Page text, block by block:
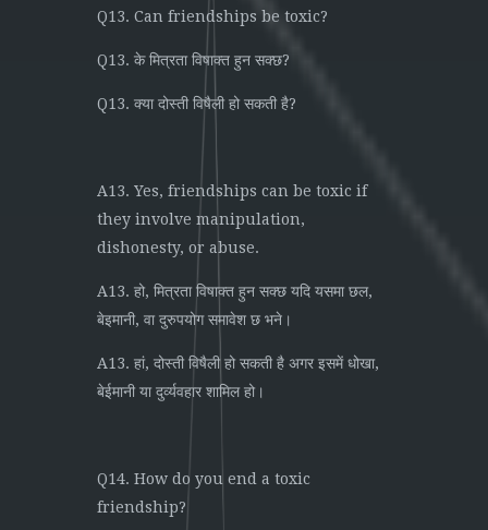
Q13. Can friendships be toxic?
Q13. के मित्रता विषाक्त हुन सक्छ?
Q13. क्या दोस्ती विषैली हो सकती है?
A13. Yes, friendships can be toxic if
they involve manipulation,
dishonesty, or abuse.
A13. हो, मित्रता विषाक्त हुन सक्छ यदि यसमा छल,
बेइमानी, वा दुरुपयोग समावेश छ भने।
A13. हां, दोस्ती विषैली हो सकती है अगर इसमें धोखा,
बेईमानी या दुर्व्यवहार शामिल हो।
Q14. How do you end a toxic
friendship?